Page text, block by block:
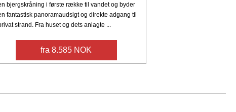
bjergskråning i første række til vandet og byder
fantastisk panoramaudsigt og direkte adgang til
strand. Fra huset og dets anlagte ...
fra 8.585 NOK